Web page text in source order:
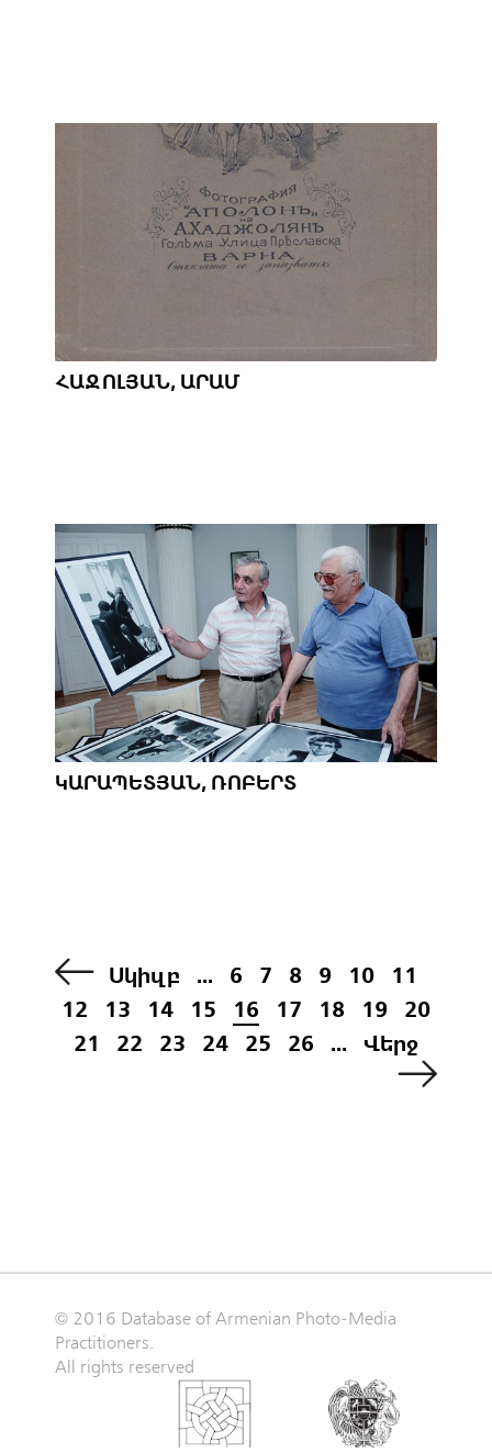
ՀԱՋՈԼՅԱՆ, ԱՐԱՄ
ԿԱՐԱՊԵՏՅԱՆ, ՌՈԲԵՐՏ
Սկիզբ ... 6 7 8 9 10
11
12
13 14 15 16 17 18 19
20
21
22 23 24 25 26 ... Վերջ
© 2016 Database of Armenian Photo-Media
Practitioners.
All rights reserved